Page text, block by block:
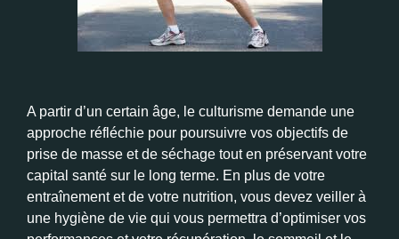
A partir d’un certain âge, le culturisme demande une
approche réfléchie pour poursuivre vos objectifs de
prise de masse et de séchage tout en préservant votre
capital santé sur le long terme. En plus de votre
entraînement et de votre nutrition, vous devez veiller à
une hygiène de vie qui vous permettra d’optimiser vos